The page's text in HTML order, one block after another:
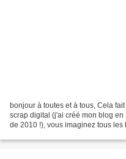
bonjour à toutes et à tous, Cela
scrap digital (j'ai créé mon blog
de 2010 !), vous imaginez tous